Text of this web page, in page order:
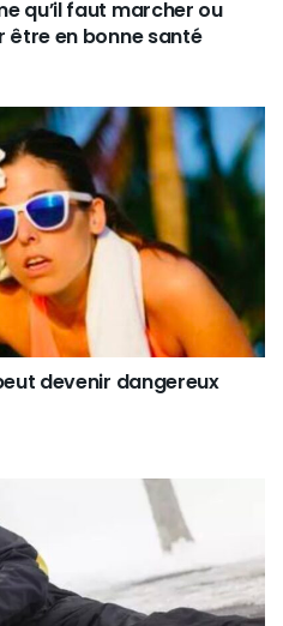
qu’il faut marcher ou
être en bonne santé
devenir dangereux